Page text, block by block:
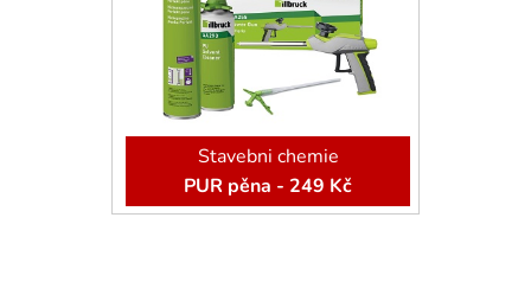
Stavebni chemie
PUR pěna - 249 Kč